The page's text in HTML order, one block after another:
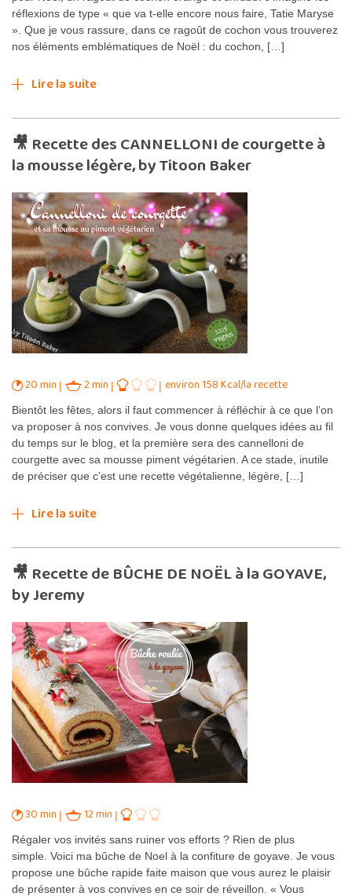
réflexions de type « que va t-elle encore nous faire, Tatie Maryse
». Que je vous rassure, dans ce ragoût de cochon vous trouverez
nos éléments emblématiques de Noël : du cochon, […]
Lire la suite
🎥 Recette des CANNELLONI de courgette à
la mousse légère, by Titoon Baker
20 min 2 min environ 158 Kcal/la recette
Bientôt les fêtes, alors il faut commencer à réfléchir à ce que l’on
va proposer à nos convives. Je vous donne quelques idées au fil
du temps sur le blog, et la première sera des cannelloni de
courgette avec sa mousse piment végétarien. A ce stade, inutile
de préciser que c’est une recette végétalienne, légère, […]
Lire la suite
🎥 Recette de BÛCHE DE NOËL à la GOYAVE,
by Jeremy
30 min 12 min
Régaler vos invités sans ruiner vos efforts ? Rien de plus
simple. Voici ma bûche de Noel à la confiture de goyave. Je vous
propose une bûche rapide faite maison que vous aurez le plaisir
de présenter à vos convives en ce soir de réveillon. « Vous